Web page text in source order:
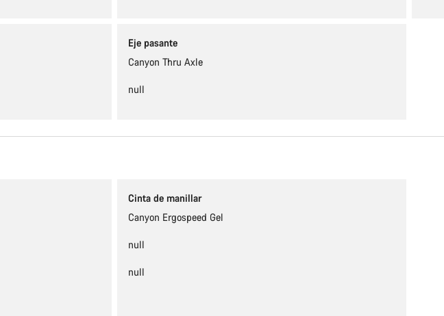
Eje pasante
Canyon Thru Axle
null
Cinta de manillar
Canyon Ergospeed Gel
null
null